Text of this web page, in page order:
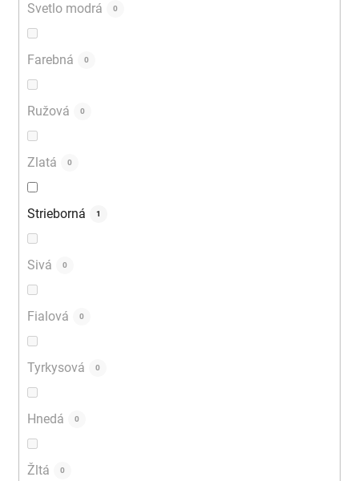
Svetlo modrá 0
Farebná 0
Ružová 0
Zlatá 0
Strieborná 1
Sivá 0
Fialová 0
Tyrkysová 0
Hnedá 0
Žltá 0